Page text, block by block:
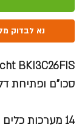
נא לבדוק מלאי
סכו"ם ופתיחת
14 מערכות כלים